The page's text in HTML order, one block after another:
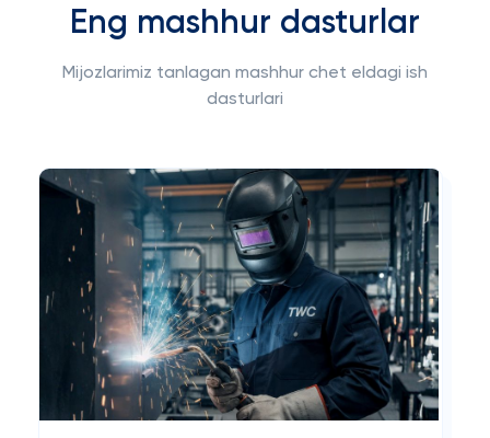
Eng mashhur dasturlar
Mijozlarimiz tanlagan mashhur chet eldagi ish
dasturlari